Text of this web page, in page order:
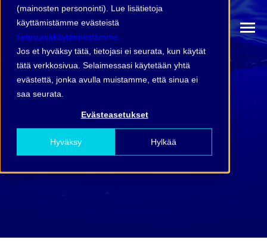
(mainosten personointi). Lue lisätietoja
käyttämistämme evästeistä
tietosuojakäytännöstämme.
Jos et hyväksy tätä, tietojasi ei seurata, kun käytät
tätä verkkosivua. Selaimessasi käytetään yhtä
evästettä, jonka avulla muistamme, että sinua ei
saa seurata.
Evästeasetukset
Hyväksy Hylkää